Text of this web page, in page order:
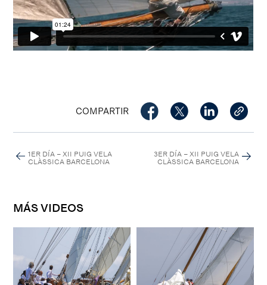
COMPARTIR
1ER DÍA – XII PUIG VELA
CLÀSSICA BARCELONA
3ER DÍA – XII PUIG VELA
CLÀSSICA BARCELONA
MÁS VIDEOS